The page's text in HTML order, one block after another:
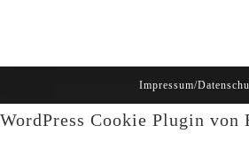
Impressum/
WordPress Cookie Plugin von